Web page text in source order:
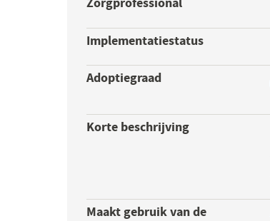
Implementatiestatus
Adoptiegraad
Korte beschrijving
Maakt gebruik van de